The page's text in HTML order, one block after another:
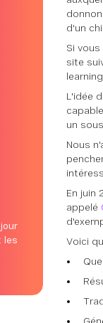
les
d'un
Si
site
L'idée
un
Nous
En juin
appelé
Voici